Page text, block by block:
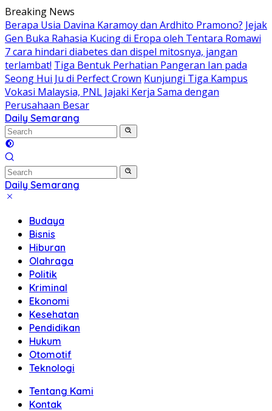
Skip
to
content
Breaking News
Berapa Usia Davina Karamoy dan Ardhito Pramono? Jejak
Gen Buka Rahasia Kucing di Eropa oleh Tentara Romawi
7 cara hindari diabetes dan dispel mitosnya, jangan
terlambat! Tiga Bentuk Perhatian Pangeran Ian pada
Seong Hui Ju di Perfect Crown Kunjungi Tiga Kampus
Vokasi Malaysia, PNL Jajaki Kerja Sama dengan
Perusahaan Besar
Daily Semarang
"Semarang
Hari
Ini:
Informasi
Terkini
untuk
Daily Semarang
"Semarang
Informasi
Terkini
untuk
Anda"
Budaya
Bisnis
Hiburan
Olahraga
Politik
Kriminal
Ekonomi
Kesehatan
Pendidikan
Hukum
Otomotif
Teknologi
Tentang Kami
Kontak